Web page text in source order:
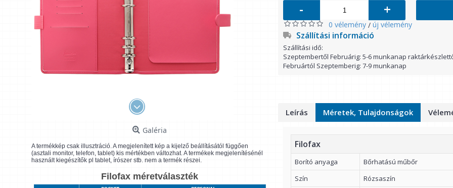
Galéria
A termékkép csak illusztráció. A megjelenített kép a kijelző beállításától függően
(asztali monitor, telefon, tablet) kis mértékben változhat. A termékek megjelenítésénél
használt kiegészítők pl tablet, írószer stb. nem a termék részei.
Filofax méretválaszték
- +
0 vélemény / új vélemény
Szállítási információ
Szállítási idő:
Szeptembertől Februárig: 5-6 munkanap
Februártól Szeptemberig: 7-9 munkanap
Leírás Méretek, Tulajdonságok
Filofax
Borító anyaga
Bőrhatású műbőr
Szín
Rózsaszín